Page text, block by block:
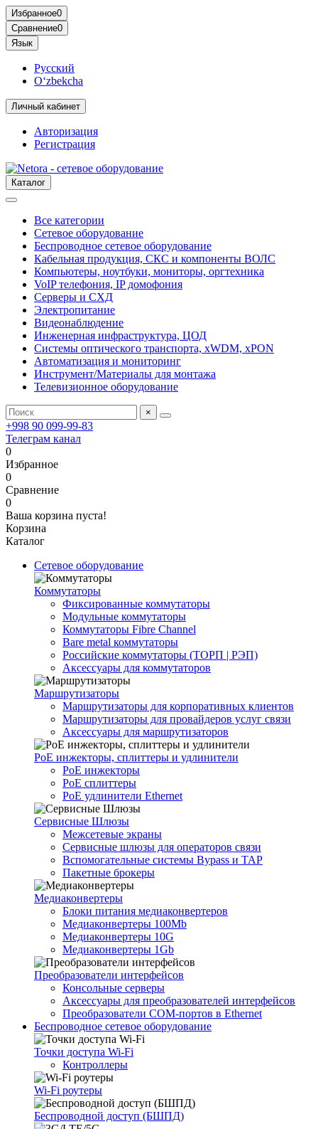
Избранное0
Сравнение0
Язык
Русский
O‘zbekcha
Личный кабинет
Авторизация
Регистрация
Каталог
Все категории
Сетевое оборудование
Беспроводное сетевое оборудование
Кабельная продукция, СКС и компоненты ВОЛС
Компьютеры, ноутбуки, мониторы, оргтехника
VoIP телефония, IP домофония
Серверы и СХД
Электропитание
Видеонаблюдение
Инженерная инфраструктура, ЦОД
Системы оптического транспорта, xWDM, xPON
Автоматизация и мониторинг
Инструмент/Материалы для монтажа
Телевизионное оборудование
×
+998 90 099-99-83
Телеграм канал
0
Избранное
0
Сравнение
0
Ваша корзина пуста!
Корзина
Каталог
Сетевое оборудование
Коммутаторы
Фиксированные коммутаторы
Модульные коммутаторы
Коммутаторы Fibre Channel
Bare metal коммутаторы
Российские коммутаторы (ТОРП | РЭП)
Аксессуары для коммутаторов
Маршрутизаторы
Маршрутизаторы для корпоративных клиентов
Маршрутизаторы для провайдеров услуг связи
Аксессуары для маршрутизаторов
PoE инжекторы, сплиттеры и удлинители
PoE инжекторы
PoE сплиттеры
PoE удлинители Ethernet
Сервисные Шлюзы
Межсетевые экраны
Сервисные шлюзы для операторов связи
Вспомогательные системы Bypass и TAP
Пакетные брокеры
Медиаконвертеры
Блоки питания медиаконвертеров
Медиаконвертеры 100Mb
Медиаконвертеры 10G
Медиаконвертеры 1Gb
Преобразователи интерфейсов
Консольные серверы
Аксессуары для преобразователей интерфейсов
Преобразователи COM-портов в Ethernet
Беспроводное сетевое оборудование
Точки доступа Wi-Fi
Контроллеры
Wi-Fi роутеры
Беспроводной доступ (БШПД)